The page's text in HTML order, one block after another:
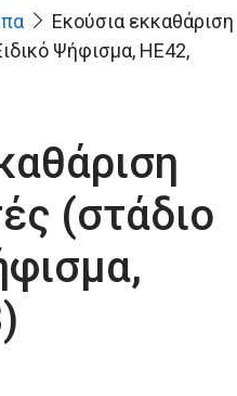
Εκούσια εκκαθάριση
Ψήφισμα, ΗΕ42,
(στάδιο